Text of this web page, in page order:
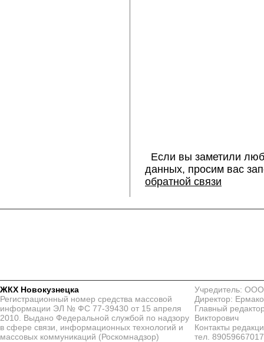
Если вы заметили
данных, просим вас
обратной связи
ЖКХ Новокузнецка
Регистрационный номер средства массовой
информации ЭЛ № ФС 77-39430 от 15 апреля
2010. Выдано Федеральной службой по надзору
в сфере связи, информационных технологий и
массовых коммуникаций (Роскомнадзор)
Учредитель:
Директор:
Главный
Викторович
Контакты
тел. 89059667017